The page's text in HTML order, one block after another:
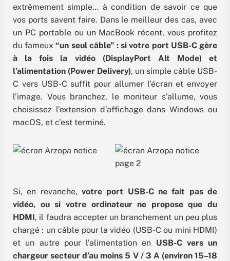
extrêmement simple… à condition de savoir ce que
vos ports savent faire. Dans le meilleur des cas, avec
un PC portable ou un MacBook récent, vous profitez
du fameux“un seul câble” : si votre port USB-C gère
à la fois la vidéo (DisplayPort Alt Mode) et
l’alimentation (Power Delivery), un simple câble USB-
C vers USB-C suffit pour allumer l’écran et envoyer
l’image. Vous branchez, le moniteur s’allume, vous
choisissez l’extension d’affichage dans Windows ou
macOS, et c’est terminé.
Si, en revanche, votre port USB-C ne fait pas de
vidéo, ou si votre ordinateur ne propose que du
HDMI, il faudra accepter un branchement un peu plus
chargé : un câble pour la vidéo (USB-C ou mini HDMI)
et un autre pour l’alimentation en USB-C vers un
chargeur secteur d’au moins 5 V / 3 A (environ 15–18